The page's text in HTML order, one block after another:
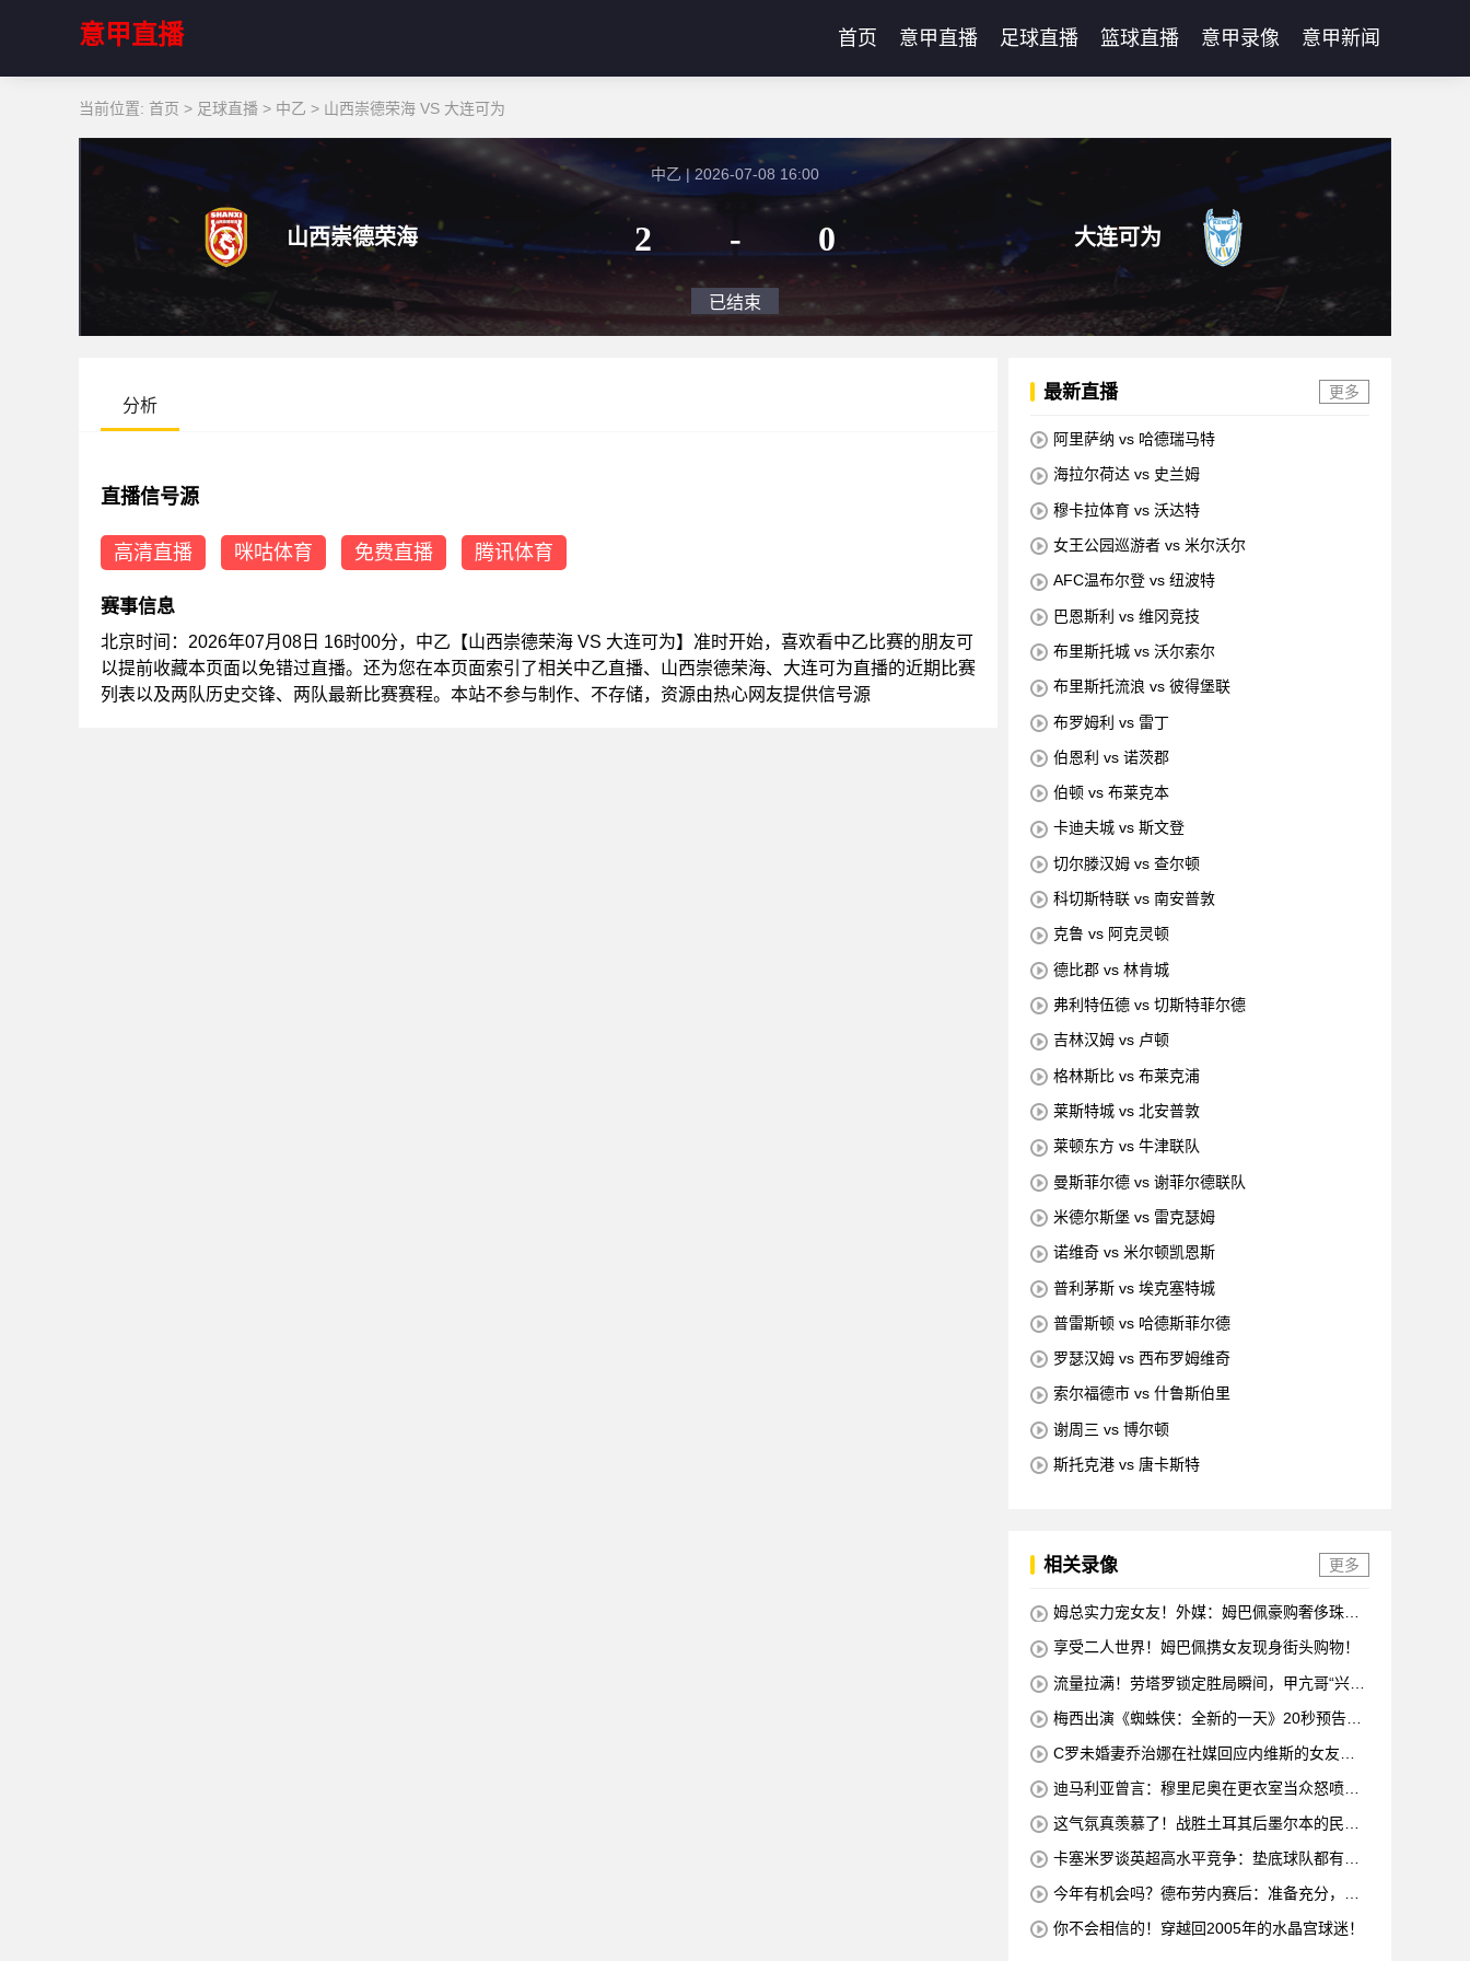
意甲直播 首页 意甲直播 足球直播 篮球直播 意甲录像 意甲新闻
当前位置: 首页 > 足球直播 > 中乙 > 山西崇德荣海 VS 大连可为
山西崇德荣海
中乙 | 2026-07-08 16:00
2 - 0
已结束
大连可为
分析
直播信号源
高清直播 咪咕体育 免费直播 腾讯体育
赛事信息
北京时间：2026年07月08日 16时00分，中乙【山西崇德荣海 VS 大连可为】准时开始，喜欢看中乙比赛的朋友可
以提前收藏本页面以免错过直播。还为您在本页面索引了相关中乙直播、山西崇德荣海、大连可为直播的近期比赛
列表以及两队历史交锋、两队最新比赛赛程。本站不参与制作、不存储，资源由热心网友提供信号源
最新直播 更多
阿里萨纳 vs 哈德瑞马特
海拉尔荷达 vs 史兰姆
穆卡拉体育 vs 沃达特
女王公园巡游者 vs 米尔沃尔
AFC温布尔登 vs 纽波特
巴恩斯利 vs 维冈竞技
布里斯托城 vs 沃尔索尔
布里斯托流浪 vs 彼得堡联
布罗姆利 vs 雷丁
伯恩利 vs 诺茨郡
伯顿 vs 布莱克本
卡迪夫城 vs 斯文登
切尔滕汉姆 vs 查尔顿
科切斯特联 vs 南安普敦
克鲁 vs 阿克灵顿
德比郡 vs 林肯城
弗利特伍德 vs 切斯特菲尔德
吉林汉姆 vs 卢顿
格林斯比 vs 布莱克浦
莱斯特城 vs 北安普敦
莱顿东方 vs 牛津联队
曼斯菲尔德 vs 谢菲尔德联队
米德尔斯堡 vs 雷克瑟姆
诺维奇 vs 米尔顿凯恩斯
普利茅斯 vs 埃克塞特城
普雷斯顿 vs 哈德斯菲尔德
罗瑟汉姆 vs 西布罗姆维奇
索尔福德市 vs 什鲁斯伯里
谢周三 vs 博尔顿
斯托克港 vs 唐卡斯特
相关录像 更多
姆总实力宠女友！外媒：姆巴佩豪购奢侈珠宝
享受二人世界！姆巴佩携女友现身街头购物！
流量拉满！劳塔罗锁定胜局瞬间，甲亢哥“兴
梅西出演《蜘蛛侠：全新的一天》20秒预告片
C罗未婚妻乔治娜在社媒回应内维斯的女友：
迪马利亚曾言：穆里尼奥在更衣室当众怒喷C
这气氛真羡慕了！战胜土耳其后墨尔本的民众
卡塞米罗谈英超高水平竞争：垫底球队都有好
今年有机会吗？德布劳内赛后：准备充分，希
你不会相信的！穿越回2005年的水晶宫球迷！